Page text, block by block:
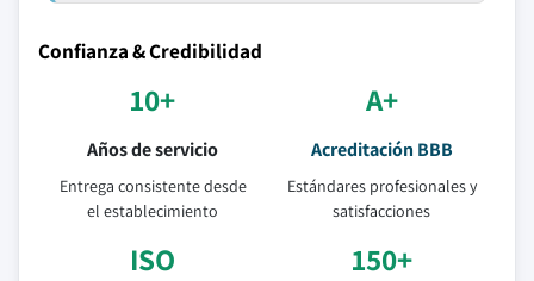
Confianza & Credibilidad
10+
Años de servicio
Entrega consistente desde
el establecimiento
A+
Acreditación BBB
Estándares profesionales y
satisfacciones
ISO 150+